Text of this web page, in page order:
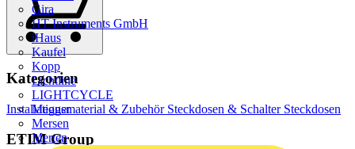
Gira
HT Instruments GmbH
iHaus
Kaufel
Kopp
Lichtline
LIGHTCYCLE
Megger
Mersen
Merten
Kategorien
Installationsmaterial & Zubehör Steckdosen & Schalter Steckdosen
ETIM Group